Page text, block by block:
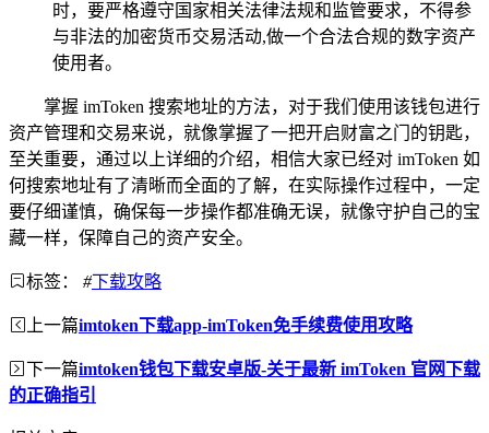
时，要严格遵守国家相关法律法规和监管要求，不得参
与非法的加密货币交易活动,做一个合法合规的数字资产
使用者。
掌握 imToken 搜索地址的方法，对于我们使用该钱包进行
资产管理和交易来说，就像掌握了一把开启财富之门的钥匙，
至关重要，通过以上详细的介绍，相信大家已经对 imToken 如
何搜索地址有了清晰而全面的了解，在实际操作过程中，一定
要仔细谨慎，确保每一步操作都准确无误，就像守护自己的宝
藏一样，保障自己的资产安全。
标签： #下载攻略
上一篇imtoken下载app-imToken免手续费使用攻略
下一篇imtoken钱包下载安卓版-关于最新 imToken 官网下载
的正确指引